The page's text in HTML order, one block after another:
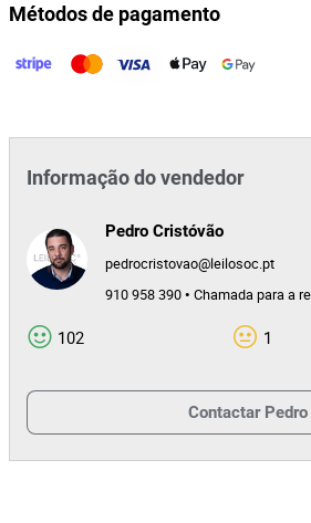
Métodos de pagamento
Informação do vendedor
Pedro Cristóvão
pedrocristovao@leilosoc.pt
910 958 390 • Chamada para a
102 1
Contactar Pedro